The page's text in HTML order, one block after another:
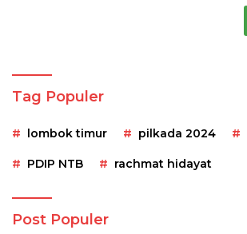
Tag Populer
lombok timur pilkada 2024
PDIP NTB rachmat hidayat
Post Populer